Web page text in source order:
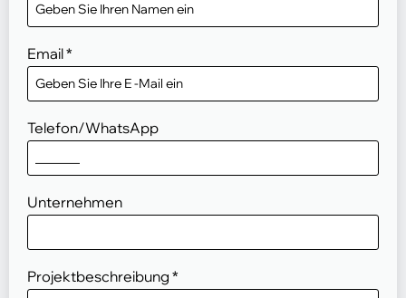
Email*
Telefon/WhatsApp
Unternehmen
Projektbeschreibung *